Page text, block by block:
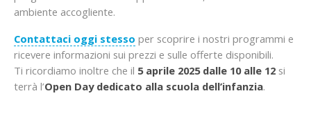
ambiente accogliente.
Contattaci oggi stesso per scoprire i nostri programmi e
ricevere informazioni sui prezzi e sulle offerte disponibili.
Ti ricordiamo inoltre che il 5 aprile 2025 dalle 10 alle 12 si
terrà l’Open Day dedicato alla scuola dell’infanzia.